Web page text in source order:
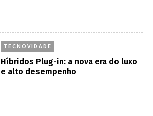
TECNOVIDADE
Híbridos Plug-in: a nova era do luxo
e alto desempenho